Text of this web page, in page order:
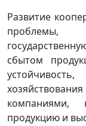
Развитие
проблемы,
сбытом
продукцию и